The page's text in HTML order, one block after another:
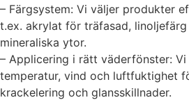
– Färgsystem: Vi väljer produkter
t.ex. akrylat för träfasad,
mineraliska ytor.
– Applicering i rätt väderfönster:
temperatur, vind och luftfuktighet
krackelering och glansskillnader.